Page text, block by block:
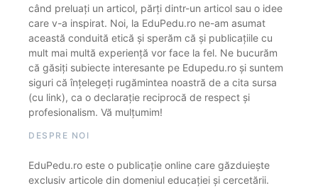
când preluați un articol, părți dintr-un articol sau o idee
care v-a inspirat. Noi, la EduPedu.ro ne-am asumat
această conduită etică și sperăm că și publicațiile cu
mult mai multă experiență vor face la fel. Ne bucurăm
că găsiți subiecte interesante pe Edupedu.ro și suntem
siguri că înțelegeți rugămintea noastră de a cita sursa
(cu link), ca o declarație reciprocă de respect și
profesionalism. Vă mulțumim!
DESPRE NOI
EduPedu.ro este o publicație online care găzduiește
exclusiv articole din domeniul educației și cercetării.